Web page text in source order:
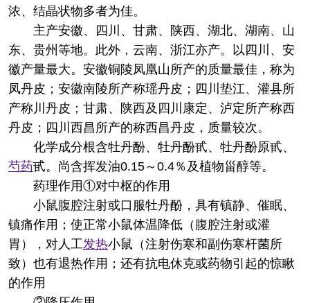
浓、结晶状物多者为佳。
主产安徽、四川、甘肃、陕西、湖北、湖南、山
东、贵州等地。此外，云南、浙江亦产。以四川、安
徽产量最大。安徽铜陵凤凰山所产的质量最佳，称为
凤丹皮；安徽南陵所产称瑶丹皮；四川垫江、灌县所
产称川丹皮；甘肃、陕西及四川康定、泸定所产称西
丹皮；四川西昌所产的称西昌丹皮，质量较次。
化学成分根含牡丹酚、牡丹酚甙、牡丹酚原甙、
芍药甙。尚含挥发油0.15～0.4％及植物甾醇等。
药理作用①对中枢的作用
小鼠腹腔注射或口服牡丹酚，具有镇静、催眠、
镇痛作用；使正常小鼠体温降低（腹腔注射或灌
胃），对人工发热小鼠（注射伤寒和副伤寒杆菌所
致）也有退热作用；还有抗电休克或药物引起的惊瞅
的作用